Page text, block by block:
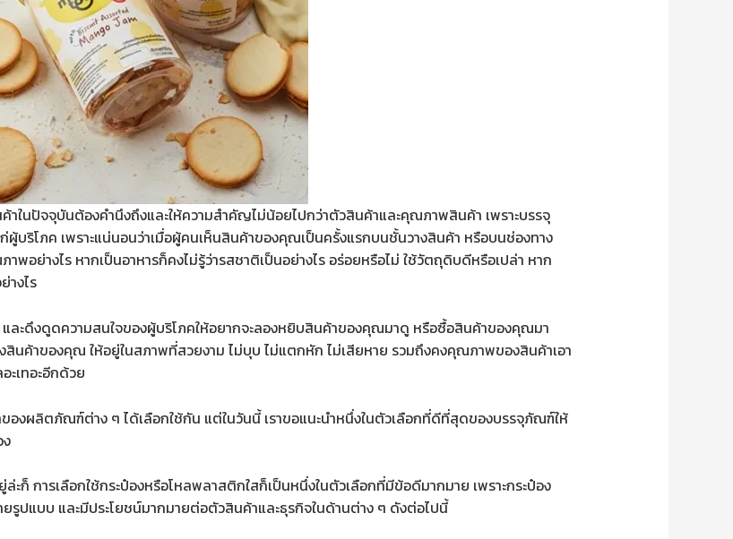
ในปัจจุบันต้องคำนึงถึงและให้ความสำคัญไม่น้อยไปกว่าตัวสินค้าและคุณภาพสินค้า เพราะบรรจุ
บริโภค เพราะแน่นอนว่าเมื่อผู้คนเห็นสินค้าของคุณเป็นครั้งแรกบนชั้นวางสินค้า หรือบนช่องทาง
อย่างไร หากเป็นอาหารก็คงไม่รู้ว่ารสชาติเป็นอย่างไร อร่อยหรือไม่ ใช้วัตถุดิบดีหรือเปล่า หาก
างไร
ละดึงดูดความสนใจของผู้บริโภคให้อยากจะลองหยิบสินค้าของคุณมาดู หรือซื้อสินค้าของคุณมา
นค้าของคุณ ให้อยู่ในสภาพที่สวยงาม ไม่บุบ ไม่แตกหัก ไม่เสียหาย รวมถึงคงคุณภาพของสินค้าเอา
ะเทอะอีกด้วย
งผลิตภัณฑ์ต่าง ๆ ได้เลือกใช้กัน แต่ในวันนี้ เราขอแนะนำหนึ่งในตัวเลือกที่ดีที่สุดของบรรจุภัณฑ์ให้
การเลือกใช้กระป๋องหรือโหลพลาสติกใสก็เป็นหนึ่งในตัวเลือกที่มีข้อดีมากมาย เพราะกระป๋อง
ปแบบ และมีประโยชน์มากมายต่อตัวสินค้าและธุรกิจในด้านต่าง ๆ ดังต่อไปนี้